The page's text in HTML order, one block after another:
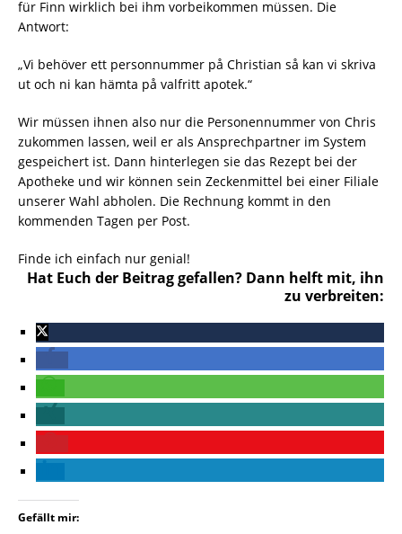
für Finn wirklich bei ihm vorbeikommen müssen. Die
Antwort:
„Vi behöver ett personnummer på Christian så kan vi skriva
ut och ni kan hämta på valfritt apotek.“
Wir müssen ihnen also nur die Personennummer von Chris
zukommen lassen, weil er als Ansprechpartner im System
gespeichert ist. Dann hinterlegen sie das Rezept bei der
Apotheke und wir können sein Zeckenmittel bei einer Filiale
unserer Wahl abholen. Die Rechnung kommt in den
kommenden Tagen per Post.
Finde ich einfach nur genial!
Hat Euch der Beitrag gefallen? Dann helft mit, ihn
zu verbreiten:
Gefällt mir: